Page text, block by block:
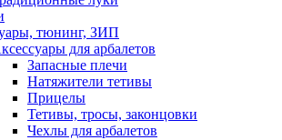
тюнинг, ЗИП
для арбалетов
Запасные плечи
Натяжители тетивы
Прицелы
Тетивы, тросы, законцовки
Чехлы для арбалетов